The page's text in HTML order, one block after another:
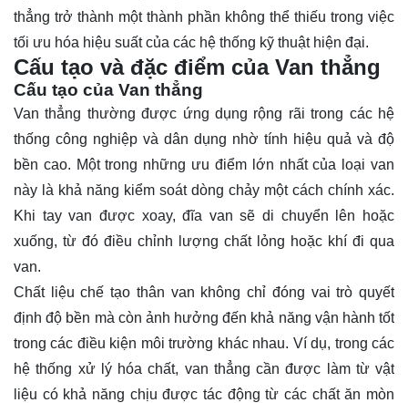
thẳng trở thành một thành phần không thể thiếu trong việc
tối ưu hóa hiệu suất của các hệ thống kỹ thuật hiện đại.
Cấu tạo và đặc điểm của Van thẳng
Cấu tạo của Van thẳng
Van thẳng thường được ứng dụng rộng rãi trong các hệ
thống công nghiệp và dân dụng nhờ tính hiệu quả và độ
bền cao. Một trong những ưu điểm lớn nhất của loại van
này là khả năng kiểm soát dòng chảy một cách chính xác.
Khi tay van được xoay, đĩa van sẽ di chuyển lên hoặc
xuống, từ đó điều chỉnh lượng chất lỏng hoặc khí đi qua
van.
Chất liệu chế tạo thân van không chỉ đóng vai trò quyết
định độ bền mà còn ảnh hưởng đến khả năng vận hành tốt
trong các điều kiện môi trường khác nhau. Ví dụ, trong các
hệ thống xử lý hóa chất, van thẳng cần được làm từ vật
liệu có khả năng chịu được tác động từ các chất ăn mòn